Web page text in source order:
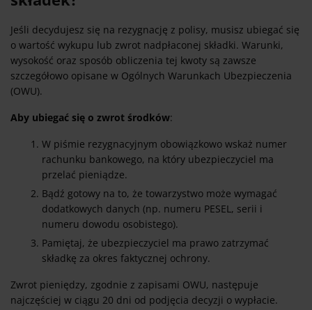
Jeśli decydujesz się na rezygnację z polisy, musisz ubiegać się
o wartość wykupu lub zwrot nadpłaconej składki. Warunki,
wysokość oraz sposób obliczenia tej kwoty są zawsze
szczegółowo opisane w Ogólnych Warunkach Ubezpieczenia
(OWU).
Aby ubiegać się o zwrot środków:
W piśmie rezygnacyjnym obowiązkowo wskaż numer
rachunku bankowego, na który ubezpieczyciel ma
przelać pieniądze.
Bądź gotowy na to, że towarzystwo może wymagać
dodatkowych danych (np. numeru PESEL, serii i
numeru dowodu osobistego).
Pamiętaj, że ubezpieczyciel ma prawo zatrzymać
składkę za okres faktycznej ochrony.
Zwrot pieniędzy, zgodnie z zapisami OWU, następuje
najczęściej w ciągu 20 dni od podjęcia decyzji o wypłacie.